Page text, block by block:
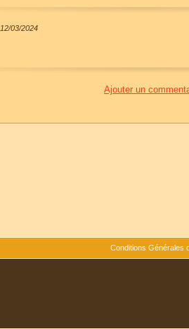
12/03/2024
Ajouter un
Conditions Générales